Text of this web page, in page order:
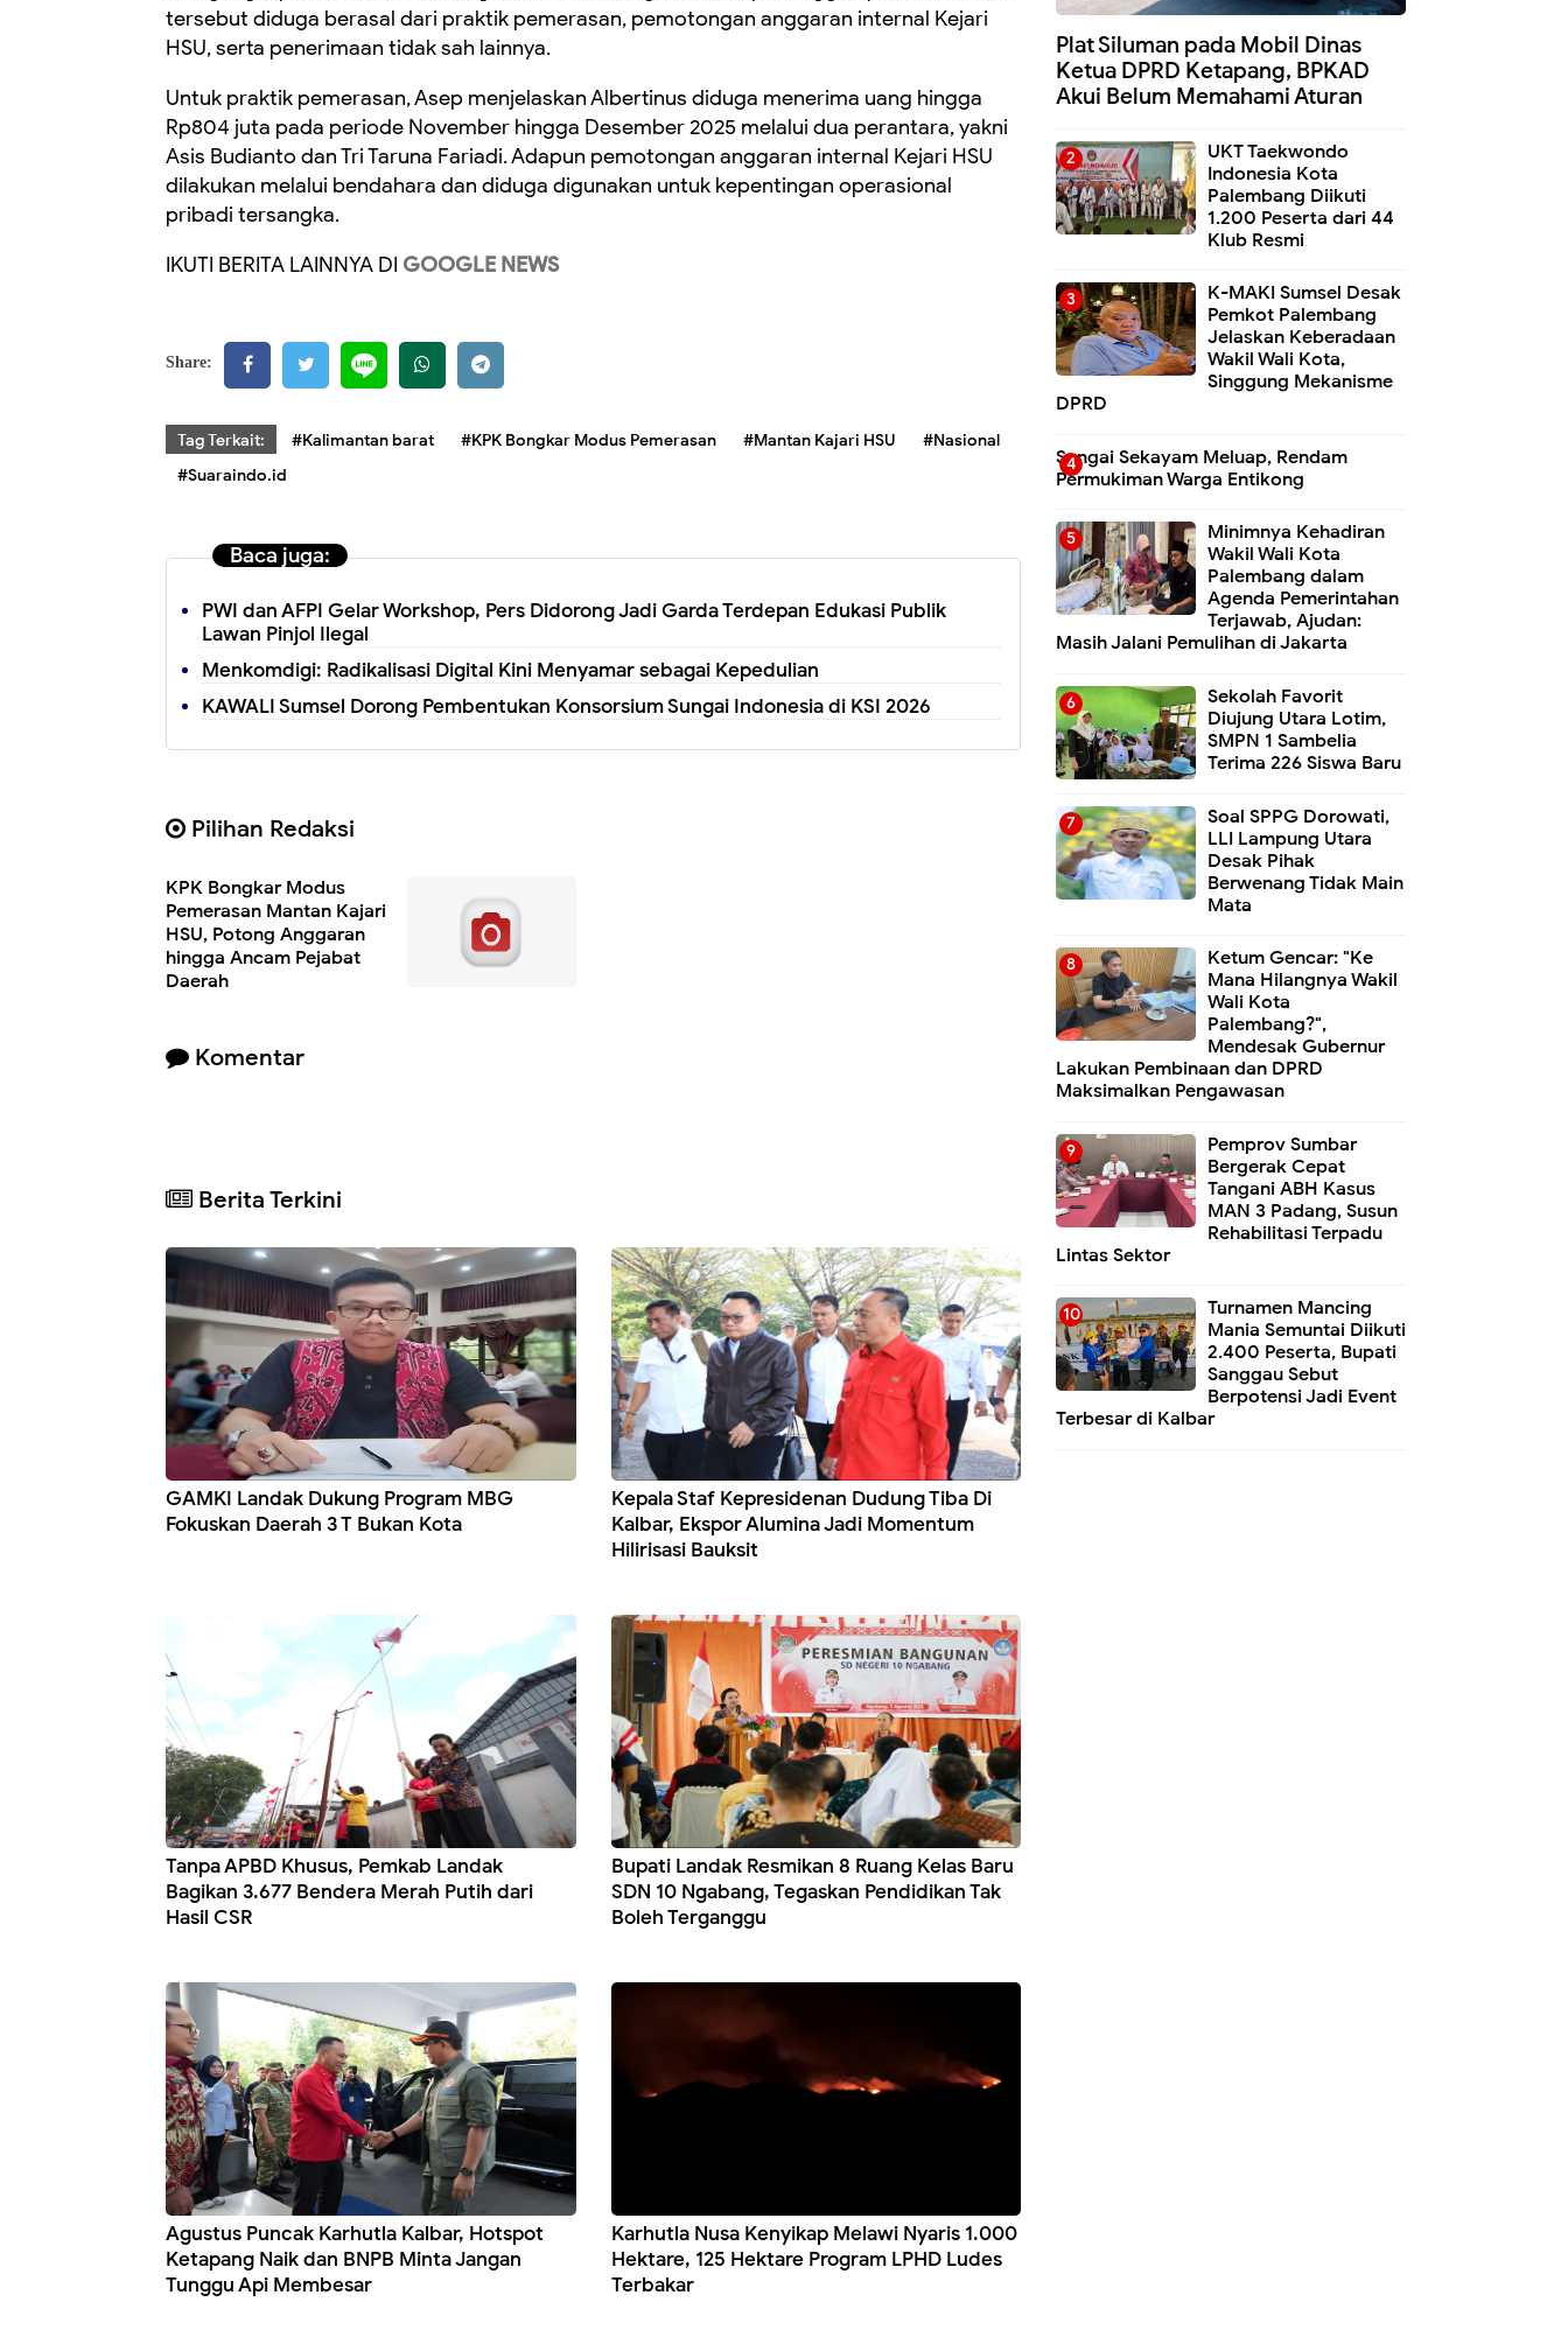
tersebut diduga berasal dari praktik pemerasan, pemotongan anggaran internal Kejari
HSU, serta penerimaan tidak sah lainnya.
Untuk praktik pemerasan, Asep menjelaskan Albertinus diduga menerima uang hingga
Rp804 juta pada periode November hingga Desember 2025 melalui dua perantara, yakni
Asis Budianto dan Tri Taruna Fariadi. Adapun pemotongan anggaran internal Kejari HSU
dilakukan melalui bendahara dan diduga digunakan untuk kepentingan operasional
pribadi tersangka.
IKUTI BERITA LAINNYA DI GOOGLE NEWS
Share:
Tag Terkait: #Kalimantan barat #KPK Bongkar Modus Pemerasan #Mantan Kajari HSU
#Nasional
#Suaraindo.id
Baca juga:
PWI dan AFPI Gelar Workshop, Pers Didorong Jadi Garda Terdepan Edukasi Publik
Lawan Pinjol Ilegal
Menkomdigi: Radikalisasi Digital Kini Menyamar sebagai Kepedulian
KAWALI Sumsel Dorong Pembentukan Konsorsium Sungai Indonesia di KSI 2026
Pilihan Redaksi
KPK Bongkar Modus
Pemerasan Mantan Kajari
HSU, Potong Anggaran
hingga Ancam Pejabat
Daerah
Komentar
Berita Terkini
GAMKI Landak Dukung Program MBG
Fokuskan Daerah 3 T Bukan Kota
Kepala Staf Kepresidenan Dudung Tiba Di
Kalbar, Ekspor Alumina Jadi Momentum
Hilirisasi Bauksit
Tanpa APBD Khusus, Pemkab Landak
Bagikan 3.677 Bendera Merah Putih dari
Hasil CSR
Bupati Landak Resmikan 8 Ruang Kelas Baru
SDN 10 Ngabang, Tegaskan Pendidikan Tak
Boleh Terganggu
Agustus Puncak Karhutla Kalbar, Hotspot
Ketapang Naik dan BNPB Minta Jangan
Tunggu Api Membesar
Karhutla Nusa Kenyikap Melawi Nyaris 1.000
Hektare, 125 Hektare Program LPHD Ludes
Terbakar
Plat Siluman pada Mobil Dinas
Ketua DPRD Ketapang, BPKAD
Akui Belum Memahami Aturan
UKT Taekwondo
Indonesia Kota
Palembang Diikuti
1.200 Peserta dari 44
Klub Resmi
K-MAKI Sumsel Desak
Pemkot Palembang
Jelaskan Keberadaan
Wakil Wali Kota,
Singgung Mekanisme
DPRD
Sungai Sekayam Meluap, Rendam
Permukiman Warga Entikong
Minimnya Kehadiran
Wakil Wali Kota
Palembang dalam
Agenda Pemerintahan
Terjawab, Ajudan:
Masih Jalani Pemulihan di Jakarta
Sekolah Favorit
Diujung Utara Lotim,
SMPN 1 Sambelia
Terima 226 Siswa Baru ‎
Soal SPPG Dorowati,
LLI Lampung Utara
Desak Pihak
Berwenang Tidak Main
Mata
Ketum Gencar: "Ke
Mana Hilangnya Wakil
Wali Kota
Palembang?",
Mendesak Gubernur
Lakukan Pembinaan dan DPRD
Maksimalkan Pengawasan
Pemprov Sumbar
Bergerak Cepat
Tangani ABH Kasus
MAN 3 Padang, Susun
Rehabilitasi Terpadu
Lintas Sektor
Turnamen Mancing
Mania Semuntai Diikuti
2.400 Peserta, Bupati
Sanggau Sebut
Berpotensi Jadi Event
Terbesar di Kalbar